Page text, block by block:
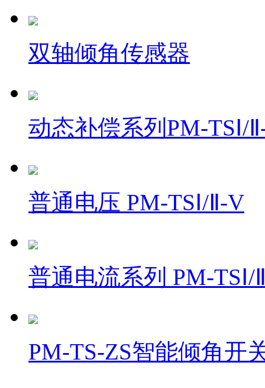
双轴倾角传感器
动态补偿系列PM-TSⅠ/
普通电压 PM-TSⅠ/Ⅱ-V
普通电流系列 PM-TSⅠ/
PM-TS-ZS智能倾角开